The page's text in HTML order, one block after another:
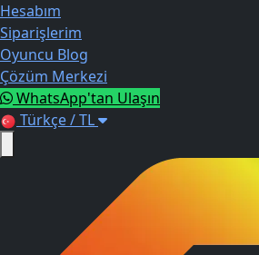
Hesabım
Siparişlerim
Oyuncu Blog
Çözüm Merkezi
WhatsApp'tan Ulaşın
Türkçe / TL